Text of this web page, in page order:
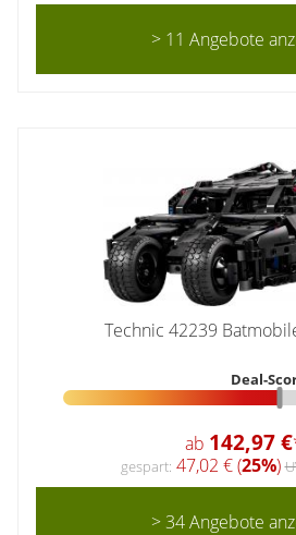
> 11 Angebote
Technic 42239
Deal-
ab 142,97 €
gespart: 47,02 € (25%)
> 34 Angebote